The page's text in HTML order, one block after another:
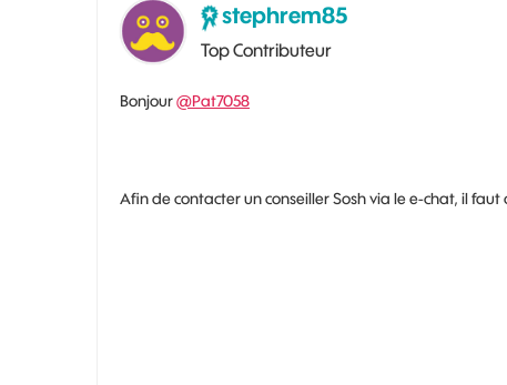
stephrem85
Top Contributeur
Bonjour@Pat7058
Afin de contacter un conseiller Sosh via le e-chat, il faut